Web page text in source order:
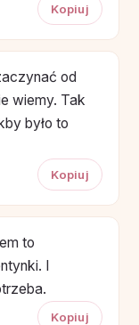
Kopiuj
od
wiemy. Tak
było to
Kopiuj
to
I
Kopiuj